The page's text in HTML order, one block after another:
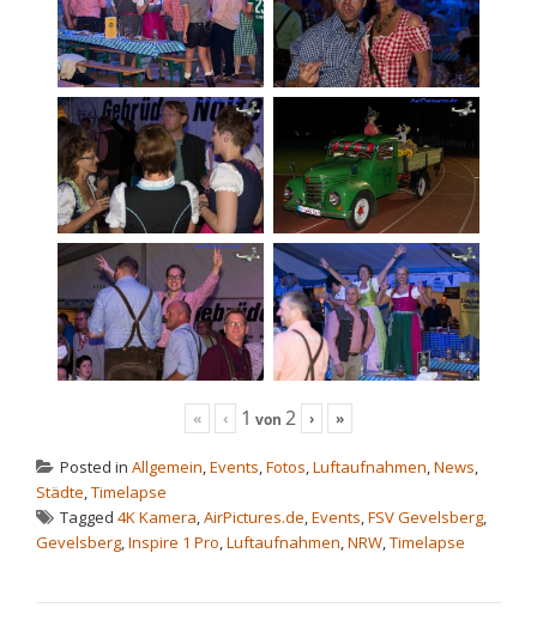
« ‹ 1 von 2 › »
Posted in Allgemein,Events,Fotos,Luftaufnahmen,News,
Städte,Timelapse
Tagged 4K Kamera,AirPictures.de,Events,FSV Gevelsberg,
Gevelsberg,Inspire 1 Pro,Luftaufnahmen,NRW,Timelapse